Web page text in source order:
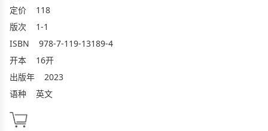
定价
118
版次
1-1
ISBN
978-7-119-13189-4
开本
16开
出版年
2023
语种
英文